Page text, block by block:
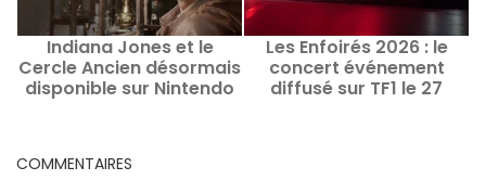
Indiana Jones et le
Cercle Ancien désormais
disponible sur Nintendo
Les Enfoirés 2026 : le
concert événement
diffusé sur TF1 le 27
COMMENTAIRES